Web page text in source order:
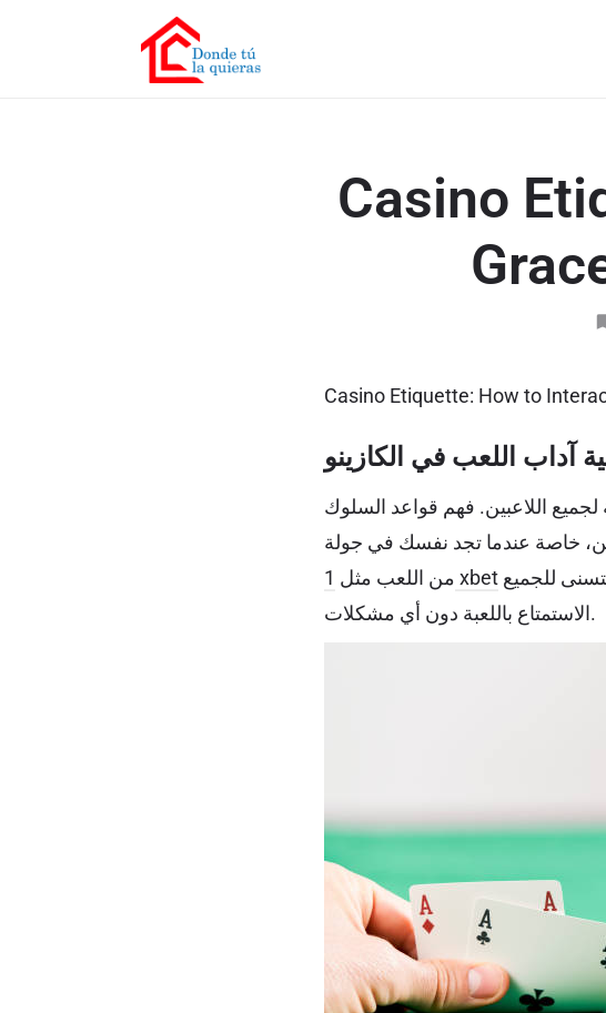
Casino
Casino Etiquette: How to
آداب اللعب في الكازينو
اللاعبين. فهم قواعد السلوك
خاصة عندما تجد نفسك في جولة
من اللعب مثل 1 xbet
الاستمتاع باللعبة دون أي مشكلات.